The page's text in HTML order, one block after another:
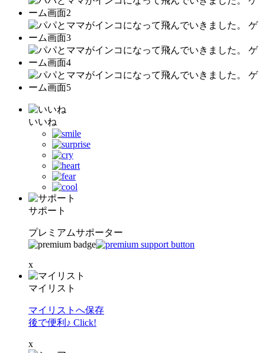
いいね
サポート
プレミアムサポーター
x
マイリスト
マイリストへ保存
後で便利♪ Click!
x